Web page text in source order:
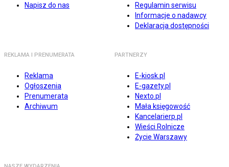
Napisz do nas
Regulamin serwisu
Informacje o nadawcy
Deklaracja dostępności
REKLAMA I PRENUMERATA
Reklama
Ogłoszenia
Prenumerata
Archiwum
PARTNERZY
E-kiosk.pl
E-gazety.pl
Nexto.pl
Mała księgowość
Kancelarierp.pl
Wieści Rolnicze
Życie Warszawy